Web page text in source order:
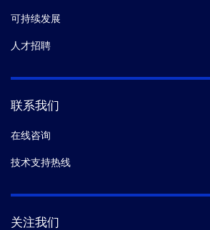
可持续发展
人才招聘
联系我们
在线咨询
技术支持热线
关注我们